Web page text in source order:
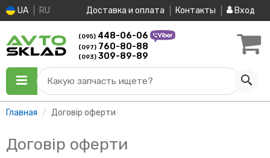
UA RU Доставка и оплата Контакты Вход
(095) 448-06-06
(097) 760-80-88
(093) 309-89-89
Какую запчасть ищете?
Главная Договір оферти
Договір оферти